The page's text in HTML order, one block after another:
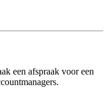
een afspraak voor een